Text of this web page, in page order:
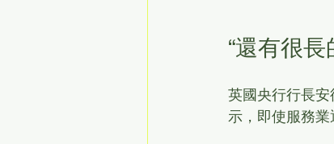
“還有很長
英國央行行長
示，即使服務